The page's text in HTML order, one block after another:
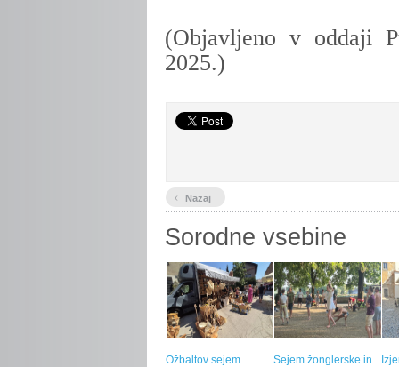
(Objavljeno v oddaji
2025.)
‹ Nazaj
Sorodne vsebine
Ožbaltov sejem
Sejem žonglerske in